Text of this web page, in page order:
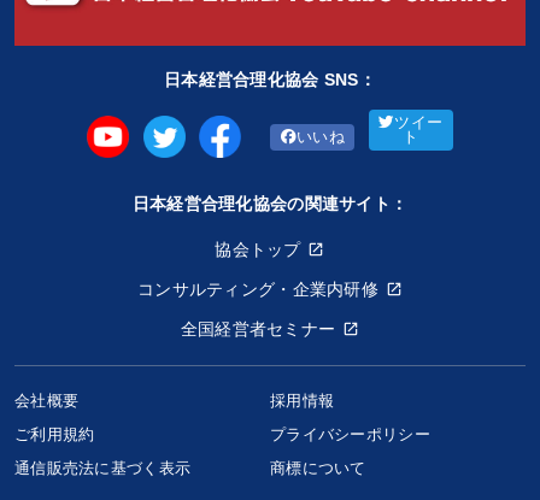
日本経営合理化協会 SNS：
いいね
ツイー
ト
日本経営合理化協会の関連サイト：
協会トップ
コンサルティング・企業内研修
全国経営者セミナー
会社概要
採用情報
ご利用規約
プライバシーポリシー
通信販売法に基づく表示
商標について